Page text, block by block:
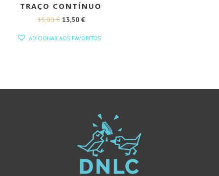
TRAÇO CONTÍNUO
15,00€ O
13,50 €O
ADICIONAR AOS FAVORITOS